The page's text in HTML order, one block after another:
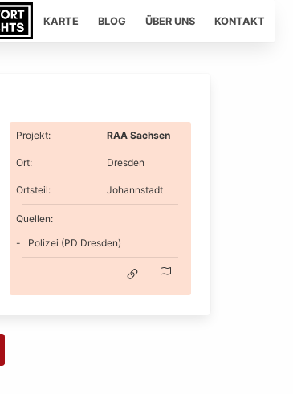
KARTE BLOG ÜBER UNS KONTAKT
Projekt: RAA Sachsen
Ort: Dresden
Ortsteil: Johannstadt
Quellen:
Polizei (PD Dresden)